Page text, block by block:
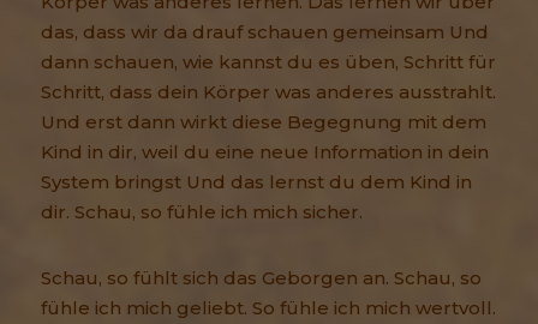
das, dass wir da drauf schauen gemeinsam Und
dann schauen, wie kannst du es üben, Schritt für
Schritt, dass dein Körper was anderes ausstrahlt.
Und erst dann wirkt diese Begegnung mit dem
Kind in dir, weil du eine neue Information in dein
System bringst Und das lernst du dem Kind in
dir. Schau, so fühle ich mich sicher.
Schau, so fühlt sich das Geborgen an. Schau, so
fühle ich mich geliebt. So fühle ich mich wertvoll.